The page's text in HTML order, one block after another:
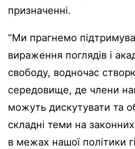
призначенні.
“Ми прагнемо
вираження поглядів і
свободу, водночас
середовище, де члени
можуть дискутувати та
складні теми на
в межах нашої політики